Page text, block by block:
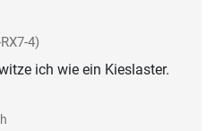
4)
ich wie ein Kieslaster.